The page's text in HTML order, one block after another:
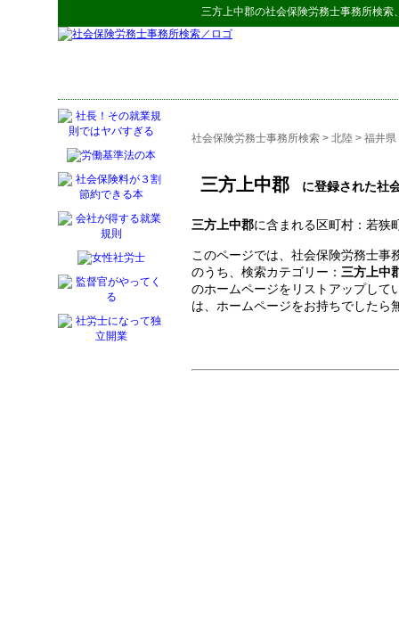
三方上中郡の社会保険労務士事務所検索
社会保険労務士事務所検索 > 北陸 > 福井県
三方上中郡 に登録された社
三方上中郡に含まれる区町村：若狭
このページでは、社会保険労務士事
のうち、検索カテゴリー： 三方上中
のホームページをリストアップし
は、ホームページをお持ちでしたら